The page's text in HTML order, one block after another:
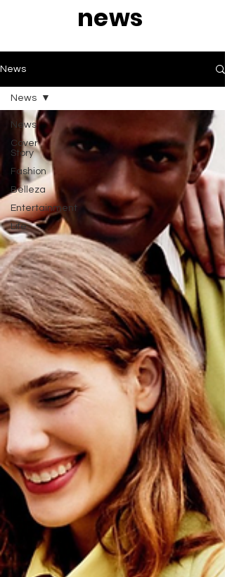
news
News
News
Cover
Story
Fashion
Belleza
Entertainment
Life
News